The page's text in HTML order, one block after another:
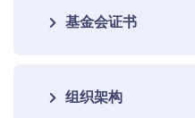
基金会证书
组织架构